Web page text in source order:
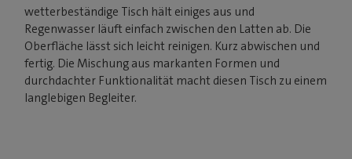
wetterbeständige Tisch hält einiges aus und
Regenwasser läuft einfach zwischen den Latten ab. Die
Oberfläche lässt sich leicht reinigen. Kurz abwischen und
fertig. Die Mischung aus markanten Formen und
durchdachter Funktionalität macht diesen Tisch zu einem
langlebigen Begleiter.